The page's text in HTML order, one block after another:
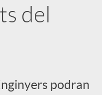
del
podran